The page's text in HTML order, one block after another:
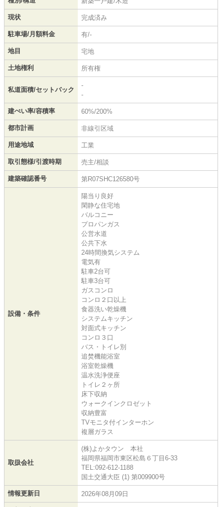
現状 完成済み
駐車場/月額料金 有/-
地目 宅地
土地権利 所有権
私道面積/セットバック
-
-
建ぺい率/容積率 60%/200%
都市計画 非線引区域
用途地域 工業
取引態様/引渡時期 売主/相談
建築確認番号 第R07SHC126580号
設備・条件
陽当り良好
閑静な住宅地
バルコニー
プロパンガス
公営水道
公共下水
24時間換気システム
電気有
駐車2台可
駐車3台可
ガスコンロ
コンロ２口以上
食器洗い乾燥機
システムキッチン
対面式キッチン
コンロ３口
バス・トイレ別
追焚機能浴室
浴室乾燥機
温水洗浄便座
トイレ２ヶ所
床下収納
ウォークインクロゼット
収納豊富
TVモニタ付インターホン
複層ガラス
取扱会社
(株)よかタウン 本社
福岡県福岡市東区松島６丁目6-33
TEL:092-612-1188
国土交通大臣 (1) 第009900号
情報更新日 2026年08月09日